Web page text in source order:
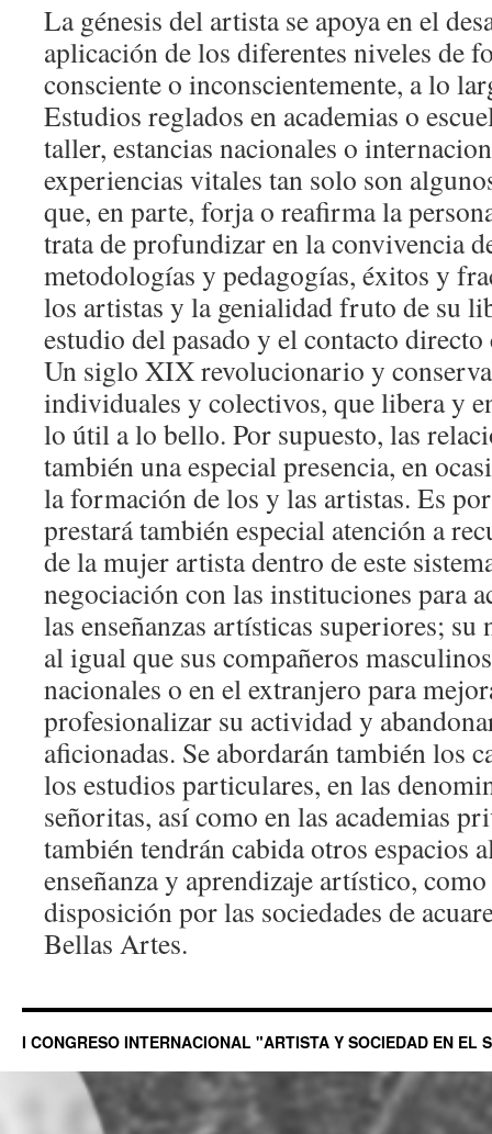
La génesis del artista se apoya en el
aplicación de los diferentes niveles de
consciente o inconscientemente, a lo
Estudios reglados en academias o
taller, estancias nacionales o
experiencias vitales tan solo son
que, en parte, forja o reafirma la
trata de profundizar en la convivencia
metodologías y pedagogías, éxitos y
los artistas y la genialidad fruto de su
estudio del pasado y el contacto
Un siglo XIX revolucionario y
individuales y colectivos, que libera y
lo útil a lo bello. Por supuesto, las
también una especial presencia, en
la formación de los y las artistas. Es
prestará también especial atención a
de la mujer artista dentro de este
negociación con las instituciones para
las enseñanzas artísticas superiores;
al igual que sus compañeros
nacionales o en el extranjero para
profesionalizar su actividad y
aficionadas. Se abordarán también los
los estudios particulares, en las
señoritas, así como en las academias
también tendrán cabida otros espacios
enseñanza y aprendizaje artístico,
disposición por las sociedades de
Bellas Artes.
I CONGRESO INTERNACIONAL "ARTISTA Y SOCIEDAD EN EL